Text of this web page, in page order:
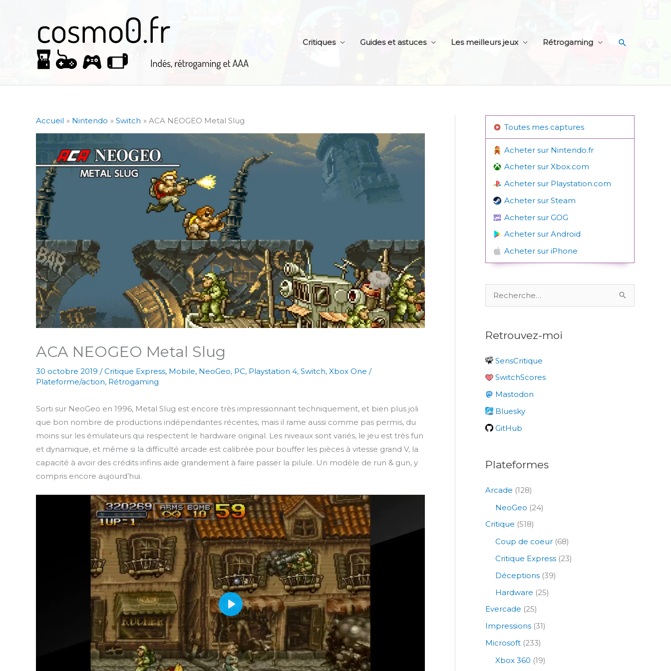
Critiques
Guides et astuces Les meilleurs jeux Rétrogaming
Accueil Nintendo Switch ACA NEOGEO Metal Slug
ACA NEOGEO Metal Slug
30 octobre 2019 /Critique Express, Mobile, NeoGeo, PC, Playstation 4, Switch, Xbox One /
Plateforme/action, Rétrogaming
Sorti sur NeoGeo en 1996, Metal Slug est encore très impressionnant techniquement, et bien plus joli
que bon nombre de productions indépendantes récentes, mais il rame aussi comme pas permis, du
moins sur les émulateurs qui respectent le hardware original. Les niveaux sont variés, le jeu est très fun
et dynamique, et même si la difficulté arcade est calibrée pour bouffer les pièces à vitesse grand V, la
capacité à avoir des crédits infinis aide grandement à faire passer la pilule. Un modèle de run & gun, y
compris encore aujourd’hui.
P
l
a
y
Toutes mes captures
Acheter sur Nintendo.fr
Acheter sur Xbox.com
Acheter sur Playstation.com
Acheter sur Steam
Acheter sur GOG
Acheter sur Android
Acheter sur iPhone
e
h
r
c
h
e
r
Retrouvez-moi
SensCritique
SwitchScores
Mastodon
Bluesky
GitHub
Plateformes
Arcade (128)
NeoGeo (24)
Critique (518)
Coup de coeur (68)
Critique Express (23)
Déceptions (39)
Hardware (25)
Evercade (25)
Impressions (31)
Microsoft (233)
Xbox 360 (19)